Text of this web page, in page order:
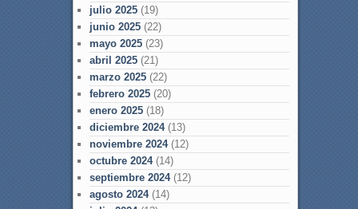
julio 2025(19)
junio 2025(22)
mayo 2025(23)
abril 2025(21)
marzo 2025(22)
febrero 2025(20)
enero 2025(18)
diciembre 2024(13)
noviembre 2024(12)
octubre 2024(14)
septiembre 2024(12)
agosto 2024(14)